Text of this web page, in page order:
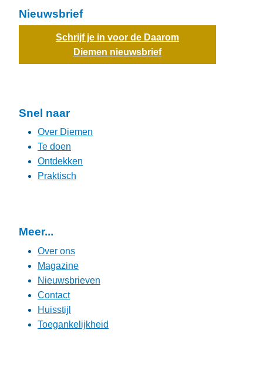
Nieuwsbrief
Schrijf je in voor de Daarom
Diemen nieuwsbrief
Snel naar
Over Diemen
Te doen
Ontdekken
Praktisch
Meer...
Over ons
Magazine
Nieuwsbrieven
Contact
Huisstijl
Toegankelijkheid